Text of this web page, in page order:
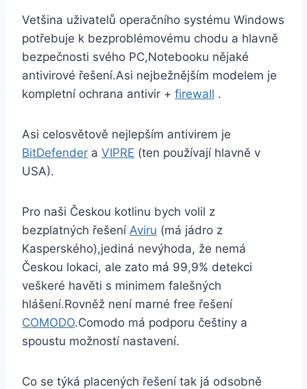
Vetšina uživatelů operačního systému Windows
potřebuje k bezproblémovému chodu a hlavně
bezpečnosti svého PC,Notebooku nějaké
antivirové řešení.Asi nejbežnějším modelem je
kompletní ochrana antivir + firewall .
Asi celosvětově nejlepším antivirem je
BitDefender a VIPRE (ten používají hlavně v
USA).
Pro naši Českou kotlinu bych volil z
bezplatných řešení Aviru (má jádro z
Kasperského),jediná nevýhoda, že nemá
Českou lokaci, ale zato má 99,9% detekci
veškeré havěti s minimem falešných
hlášení.Rovněž není marné free řešení
COMODO.Comodo má podporu češtiny a
spoustu možností nastavení.
Co se týká placených řešení tak já odsobně